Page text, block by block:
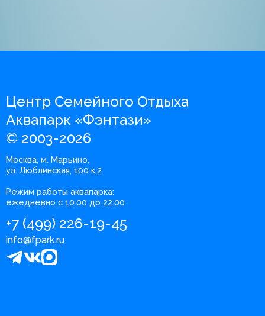
Центр Семейного Отдыха
Аквапарк «Фэнтази»
© 2003-2026
Москва, м. Марьино,
ул. Люблинская, 100 к.2
Режим работы аквапарка:
ежедневно с 10:00 до 22:00
+7 (499) 226-19-45
info@fpark.ru